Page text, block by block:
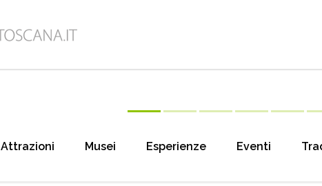
Attrazioni Musei Esperienze Eventi